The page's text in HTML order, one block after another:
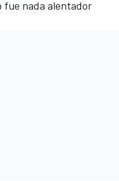
fue nada alentador